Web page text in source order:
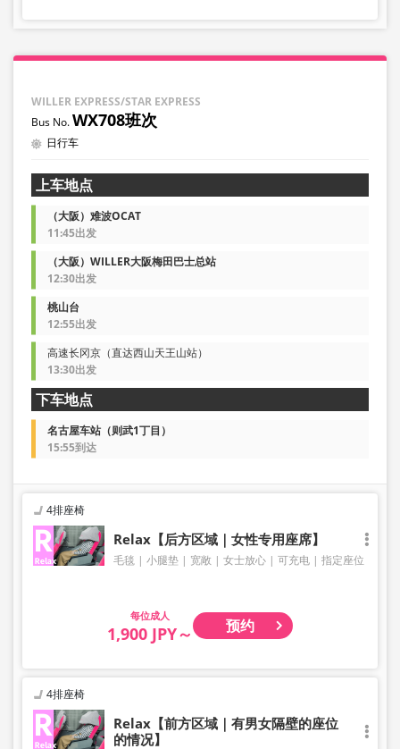
WILLER EXPRESS/STAR EXPRESS
WX708班次
日行车
上车地点
（大阪）难波OCAT
11:45出发
（大阪）WILLER大阪梅田巴士总站
12:30出发
桃山台
12:55出发
高速长冈京（直达西山天王山站）
13:30出发
下车地点
名古屋车站（则武1丁目）
15:55到达
4排座椅
Relax【后方区域｜女性专用座席】
毛毯 小腿垫 宽敞 女士放心 可充电 指定座位
成人
1,900 JPY～ 预约
4排座椅
Relax【前方区域｜有男女隔壁的座位
的情况】